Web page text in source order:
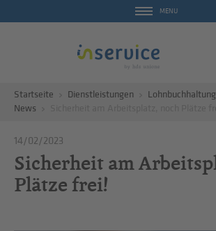
MENU
Startseite Dienstleistungen
News
14/02/2023
Sicherheit am
Plätze frei!